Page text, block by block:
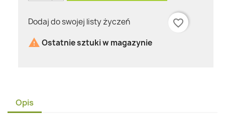
Dodaj do swojej listy życzeń
favorite_border
 Ostatnie sztuki w magazynie
Opis